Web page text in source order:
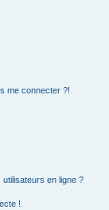
me connecter ?!
utilisateurs en ligne ?
!